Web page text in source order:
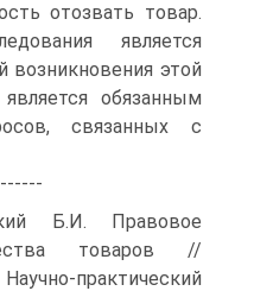
отозвать товар.
является
возникновения этой
обязанным
связанных с
Б.И. Правовое
товаров //
практический